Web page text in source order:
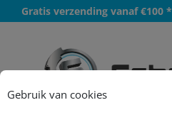
Gebruik van cookies
Gratis verzending vanaf €100 *